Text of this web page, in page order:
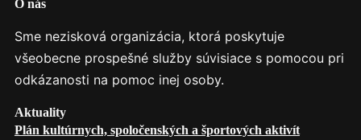
O nás
Sme nezisková organizácia, ktorá poskytuje
všeobecne prospešné služby súvisiace s pomocou pri
odkázanosti na pomoc inej osoby.
Aktuality
Plán kultúrnych, spoločenských a športových aktivít